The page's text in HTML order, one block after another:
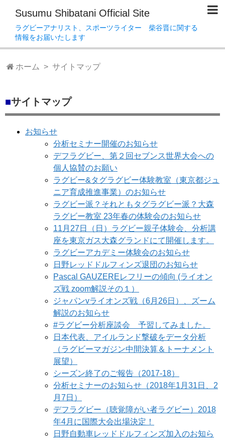
Susumu Shibatani Official Site
ラグビーアナリスト、スポーツライター 柴谷晋に関する
情報をお届いたします
ホーム > サイトマップ
■サイトマップ
お知らせ
分析セミナー開催のお知らせ
デフラグビー、第２回セブンス世界大会への
個人協賛のお願い
ラグビー&タグラグビー体験教室（東京都ジュ
ニア育成推進事業）のお知らせ
ラグビー派？それともタグラグビー派？大森
ラグビー教室 23年春の体験会のお知らせ
11月27日（日）ラグビー親子体験会、分析講
座を東京ガス大森グランドにて開催します。
ラグビーアカデミー体験会のお知らせ
日野レッドドルフィンズ退団のお知らせ
Pascal GAUZEREレフリーの傾向 (ライオン
ズ戦 zoom解説その１）
ジャパンvライオンズ戦（6月26日）、ズーム
解説のお知らせ
#ラグビー分析座談会 予習してみました。
日本代表、アイルランド撃破をデータ分析
（ラグビーマガジン中間決算＆トーナメント
展望）
シーズン終了のご報告（2017-18）
分析セミナーのお知らせ（2018年1月31日、2
月7日）
デフラグビー（聴覚障がい者ラグビー）2018
年4月に国際大会出場決定！
日野自動車レッドドルフィンズ加入のお知ら